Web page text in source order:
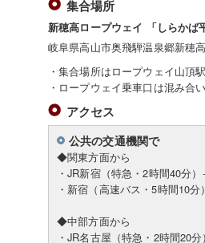
集合場所
新穂高ロープウェイ 「しらかば
岐阜県高山市奥飛騨温泉郷新穂高
・集合場所はロープウェイ山頂
・ロープウェイ乗車口は混み合
アクセス
公共の交通機関で
◆関東方面から
・JR新宿（特急・2時間40分
・新宿（高速バス・5時間10
◆中部方面から
・JR名古屋（特急・2時間20